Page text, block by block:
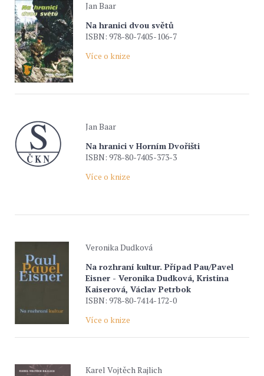
Jan Baar
Na hranici dvou světů
ISBN: 978-80-7405-106-7
Více o knize
Jan Baar
Na hranici v Horním Dvořišti
ISBN: 978-80-7405-373-3
Více o knize
Veronika Dudková
Na rozhraní kultur. Případ Pau/Pavel
Eisner - Veronika Dudková, Kristina
Kaiserová, Václav Petrbok
ISBN: 978-80-7414-172-0
Více o knize
Karel Vojtěch Rajlich